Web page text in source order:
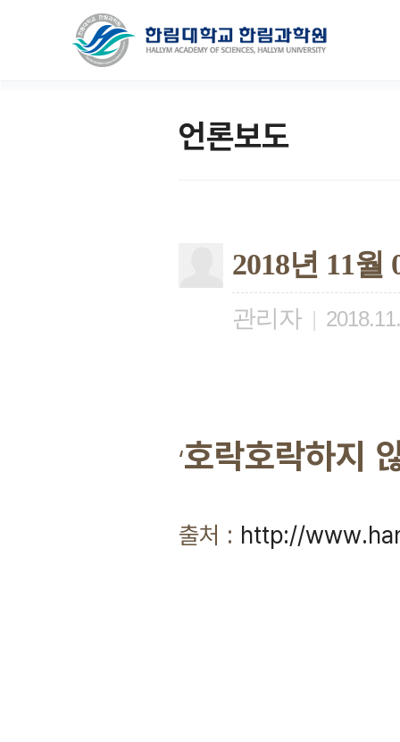
언론보도
2018년 11
관리자 |
‘호락호락하지
출처 : http://